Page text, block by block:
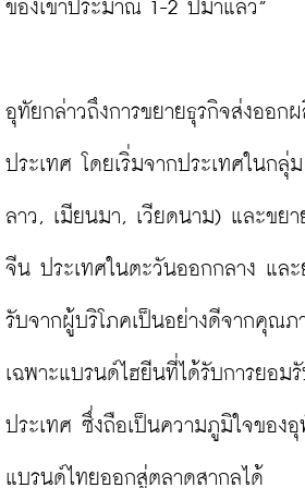
ของเขาประมาณ 1-2 ปีมาแล้ว”
อุทัยกล่าวถึงการขยายธุรกิจส่งออก
ประเทศ โดยเริ่มจากประเทศในกลุ่
ลาว, เมียนมา, เวียดนาม) และขย
จีน ประเทศในตะวันออกกลาง แล
รับจากผู้บริโภคเป็นอย่างดีจากคุณ
เฉพาะแบรนด์ไฮยีนที่ได้รับการยอม
ประเทศ ซึ่งถือเป็นความภูมิใจของ
แบรนด์ไทยออกสู่ตลาดสากลได้